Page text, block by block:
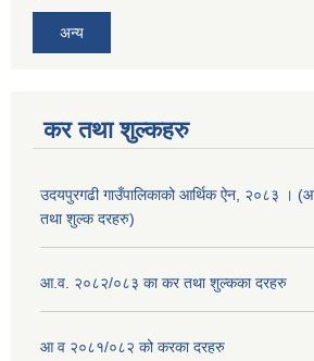
अन्य
कर तथा शुल्कहरु
उदयपुरगढी गाउँपालिकाको आर्थिक ऐन, २०८३
तथा शुल्क दरहरु)
आ.व. २०८२/०८३ का कर तथा शुल्कका दरहरु
आ व २०८१/०८२ को करका दरहरु